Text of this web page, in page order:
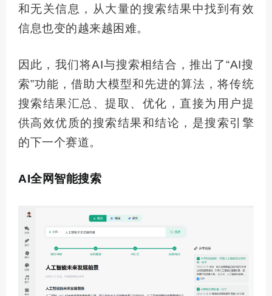
和无关信息，从大量的搜索结果中找到有效
信息也变的越来越困难。
因此，我们将AI与搜索相结合，推出了“AI搜
索”功能，借助大模型和先进的算法，将传统
搜索结果汇总、提取、优化，直接为用户提
供高效优质的搜索结果和结论，是搜索引擎
的下一个赛道。
AI全网智能搜索